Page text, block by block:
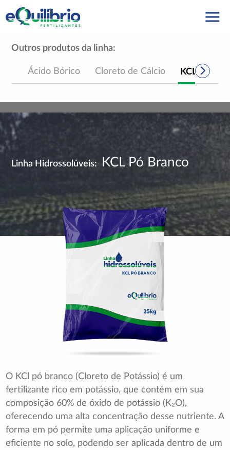
Outros produtos da linha:
Ácido Bórico Cloreto de Cálcio KCL Pó
Linha Hidrossolúveis: KCL Pó Branco
O KCl pó branco (Cloreto de Potássio) é um
fertilizante rico em potássio, que contém em sua
composição 60% de óxido de potássio (K₂O),
oferecendo uma alta concentração desse nutriente. A
forma em pó permite uma aplicação uniforme e
eficiente no solo, podendo ser aplicada dentro de um